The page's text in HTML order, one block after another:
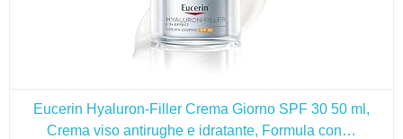
Eucerin Hyaluron-Filler Crema Giorno SPF 30 50 ml,
Crema viso antirughe e idratante, Formula con…